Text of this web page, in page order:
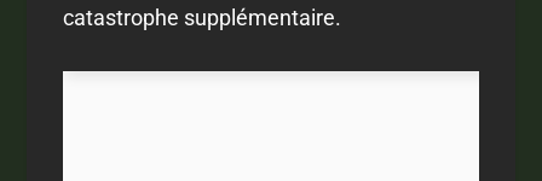
catastrophe supplémentaire.